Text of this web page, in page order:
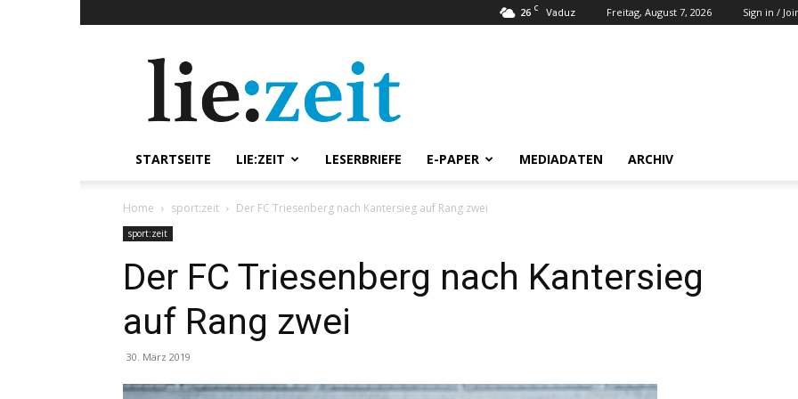
26 C Vaduz Freitag, August 7, 2026 Sign in /
STARTSEITE LIE:ZEIT LESERBRIEFE E-PAPER MEDIADATEN ARCHIV
Home sport:zeit Der FC Triesenberg nach Kantersieg auf Rang zwei
sport:zeit
Der FC Triesenberg nach Kantersieg
auf Rang zwei
30. März 2019